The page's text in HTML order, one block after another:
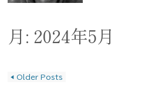
月: 2024年5月
◀ Older Posts